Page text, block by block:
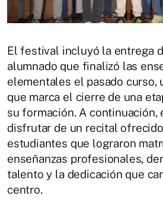
El festival incluyó la entrega
alumnado que finalizó las
elementales el pasado curso,
que marca el cierre de una
su formación. A continuación,
disfrutar de un recital
estudiantes que lograron
enseñanzas profesionales,
talento y la dedicación que
centro.